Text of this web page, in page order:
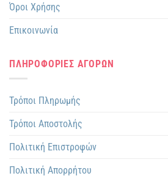
Όροι Χρήσης
Επικοινωνία
ΠΛΗΡΟΦΟΡΙΕΣ ΑΓΟΡΩΝ
Τρόποι Πληρωμής
Τρόποι Αποστολής
Πολιτική Επιστροφών
Πολιτική Απορρήτου